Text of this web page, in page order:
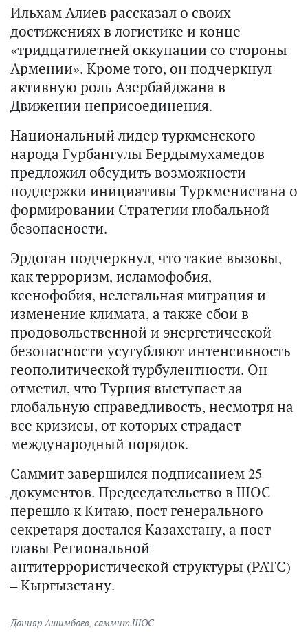
Ильхам Алиев рассказал о своих
достижениях в логистике и конце
«тридцатилетней оккупации со стороны
Армении». Кроме того, он подчеркнул
активную роль Азербайджана в
Движении неприсоединения.
Национальный лидер туркменского
народа Гурбангулы Бердымухамедов
предложил обсудить возможности
поддержки инициативы Туркменистана о
формировании Стратегии глобальной
безопасности.
Эрдоган подчеркнул, что такие вызовы,
как терроризм, исламофобия,
ксенофобия, нелегальная миграция и
изменение климата, а также сбои в
продовольственной и энергетической
безопасности усугубляют интенсивность
геополитической турбулентности. Он
отметил, что Турция выступает за
глобальную справедливость, несмотря на
все кризисы, от которых страдает
международный порядок.
Саммит завершился подписанием 25
документов. Председательство в ШОС
перешло к Китаю, пост генерального
секретаря достался Казахстану, а пост
главы Региональной
антитеррористической структуры (РАТС)
– Кыргызстану.
Данияр Ашимбаев, саммит ШОС